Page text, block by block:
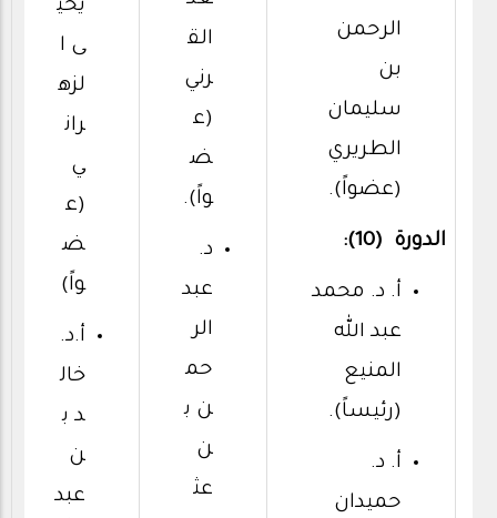
الرحمن
بن
سليمان
الطريري
(عضواً).
الدورة (10):
أ. د. محمد
عبد الله
المنيع
(رئيساً).
أ. د.
حميدان
الق
رني
(ع
ض
واً).
د.
عبد
الر
حم
ن ب
ن
عث
يحي
ى ا
لزه
ران
ي
(ع
ض
واً)
أ.د.
خال
د ب
ن
عبد